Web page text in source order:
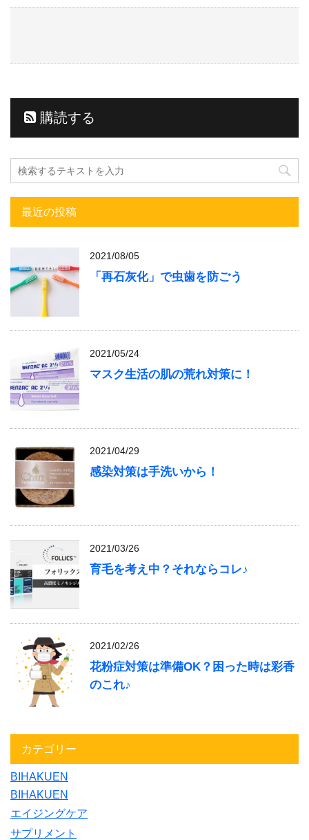
購読する
最近の投稿
2021/08/05
「再石灰化」で虫歯を防ごう
2021/05/24
マスク生活の肌の荒れ対策に！
2021/04/29
感染対策は手洗いから！
2021/03/26
育毛を考え中？それならコレ♪
2021/02/26
花粉症対策は準備OK？困った時は彩香
のこれ♪
カテゴリー
BIHAKUEN
BIHAKUEN
エイジングケア
サプリメント